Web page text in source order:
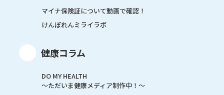
マイナ保険証について動画で確認！
けんぽれんミライラボ
健康コラム
DO MY HEALTH
～ただいま健康メディア制作中！～